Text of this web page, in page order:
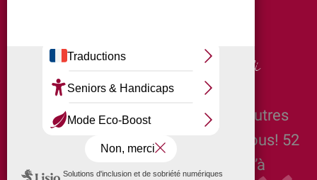
Pour une simple balade ou un défi
sportif
Si vous souhaitez expérimenter d’autres
activités, l’Auxerrois est fait pour vous! 52
disciplines sont disponibles rien qu’à